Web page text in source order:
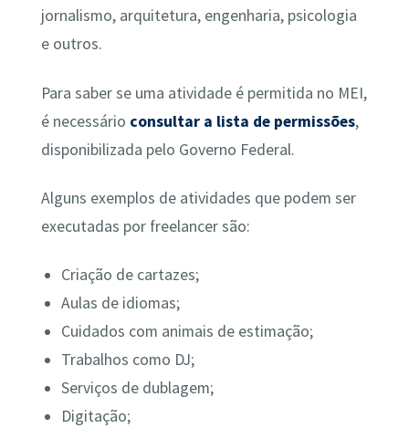
jornalismo, arquitetura, engenharia, psicologia
e outros.
Para saber se uma atividade é permitida no MEI,
é necessário consultar a lista de permissões,
disponibilizada pelo Governo Federal.
Alguns exemplos de atividades que podem ser
executadas por freelancer são:
Criação de cartazes;
Aulas de idiomas;
Cuidados com animais de estimação;
Trabalhos como DJ;
Serviços de dublagem;
Digitação;